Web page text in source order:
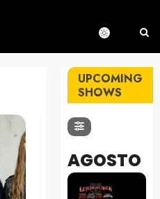
UPCOMING
SHOWS
AGOSTO